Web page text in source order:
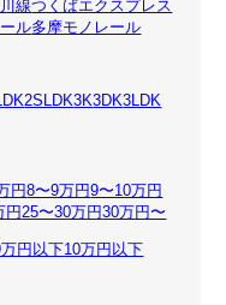
線つくばエクスプレス
ル多摩モノレール
2SLDK3K3DK3LDK
円8〜9万円9〜10万円
円25〜30万円30万円〜
円以下10万円以下